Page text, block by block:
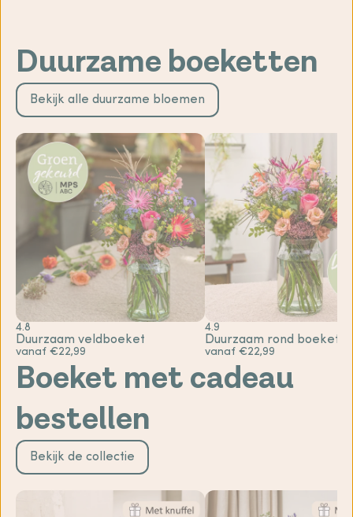
Duurzame boeketten
Bekijk alle duurzame bloemen
4.8
Duurzaam veldboeket
vanaf €22,99
4.9
Duurzaam rond boeket
vanaf €22,99
Boeket met cadeau
bestellen
Bekijk de collectie